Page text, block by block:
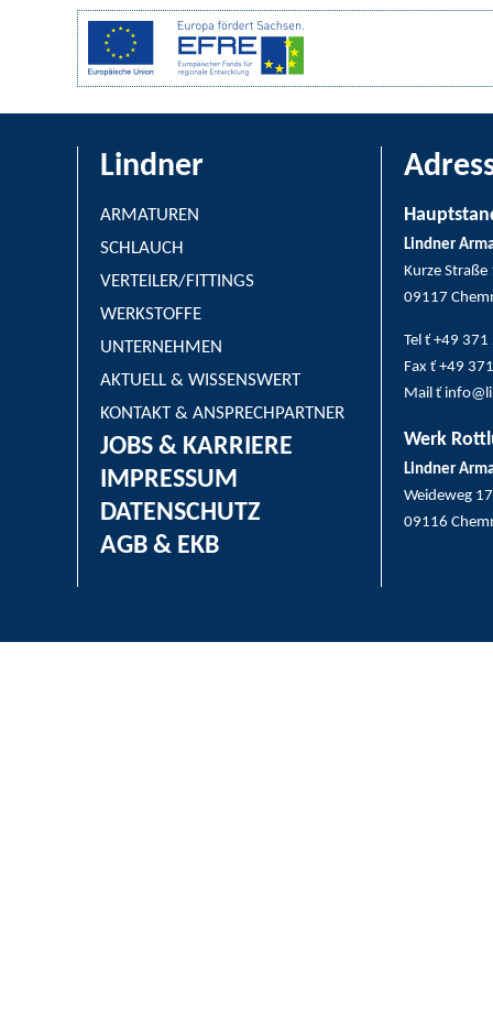
Lindner
ARMATUREN
SCHLAUCH
VERTEILER/FITTINGS
WERKSTOFFE
UNTERNEHMEN
AKTUELL & WISSENSWERT
KONTAKT & ANSPRECHPARTNER
JOBS & KARRIERE
IMPRESSUM
DATENSCHUTZ
AGB & EKB
Lindner
Kurze Straße
09117
Tel ť +49
Fax ť +49
Mail ť
Werk
Lindner
Weideweg 17
09116